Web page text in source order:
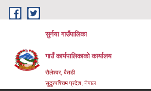
Skip to main content
सुर्नया गाउँपालिका
गाउँ कार्यपालिकाकाे कार्यालय
रौलेश्वर, बैतडी
सुदुरपश्चिम प्रदेश, नेपाल